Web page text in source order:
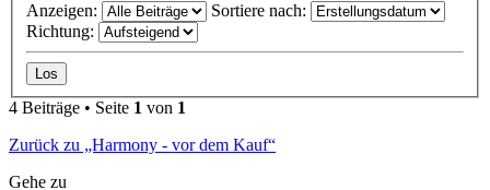
Anzeigen:
Sortiere nach:
Richtung:
4 Beiträge • Seite 1 von 1
Zurück zu „Harmony - vor dem Kauf“
Gehe zu